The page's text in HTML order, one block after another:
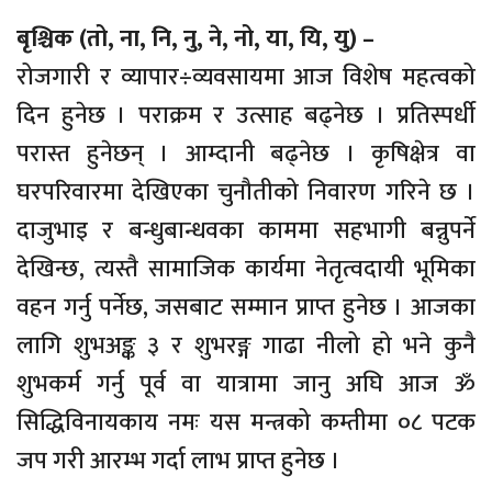
बृश्चिक (तो, ना, नि, नु, ने, नो, या, यि, यु) –
रोजगारी र व्यापार÷व्यवसायमा आज विशेष महत्वको
दिन हुनेछ । पराक्रम र उत्साह बढ्नेछ । प्रतिस्पर्धी
परास्त हुनेछन् । आम्दानी बढ्नेछ । कृषिक्षेत्र वा
घरपरिवारमा देखिएका चुनौतीको निवारण गरिने छ ।
दाजुभाइ र बन्धुबान्धवका काममा सहभागी बन्नुपर्ने
देखिन्छ, त्यस्तै सामाजिक कार्यमा नेतृत्वदायी भूमिका
वहन गर्नु पर्नेछ, जसबाट सम्मान प्राप्त हुनेछ । आजका
लागि शुभअङ्क ३ र शुभरङ्ग गाढा नीलो हो भने कुनै
शुभकर्म गर्नु पूर्व वा यात्रामा जानु अघि आज ॐ
सिद्धिविनायकाय नमः यस मन्त्रको कम्तीमा ०८ पटक
जप गरी आरम्भ गर्दा लाभ प्राप्त हुनेछ ।